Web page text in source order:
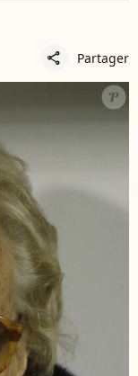
share Partager